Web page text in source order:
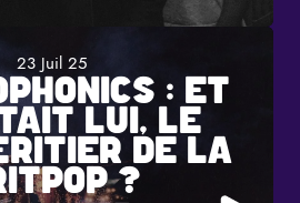
23 Juil 25
: ET
LUI, LE
DE LA
?